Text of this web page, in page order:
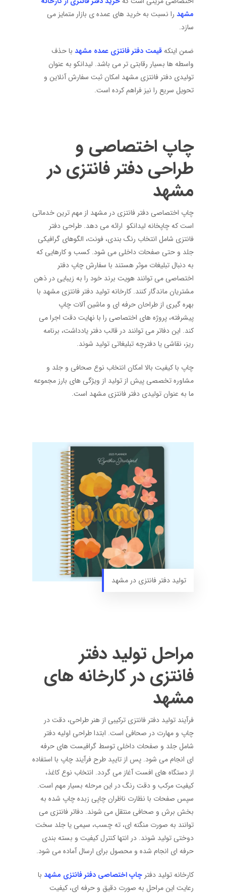
مشهد را نسبت به خرید های عمده ی بازار متمایز می
سازد.
ضمن اینکهقیمت دفتر فانتزی عمده مشهد با حذف
واسطه ها بسیار رقابتی تر می باشد. لیدانکو به عنوان
تولیدی دفتر فانتزی مشهد امکان ثبت سفارش آنلاین و
تحویل سریع را نیز فراهم کرده است.
چاپ اختصاصی و
طراحی دفتر فانتزی در
مشهد
چاپ اختصاصی دفتر فانتزی در مشهد از مهم ترین خدماتی
است که چاپخانه لیدانکو ارائه می دهد. طراحی دفتر
فانتزی شامل انتخاب رنگ بندی، فونت، الگوهای گرافیکی
جلد و حتی صفحات داخلی می شود. کسب و کارهایی که
به دنبال تبلیغات موثر هستند با سفارش چاپ دفتر
اختصاصی می توانند هویت برند خود را به زیبایی در ذهن
مشتریان ماندگار کنند. کارخانه تولید دفتر فانتزی مشهد با
بهره گیری از طراحان حرفه ای و ماشین آلات چاپ
پیشرفته، پروژه های اختصاصی را با نهایت دقت اجرا می
کند. این دفاتر می توانند در قالب دفتر یادداشت، برنامه
ریز، نقاشی یا دفترچه تبلیغاتی تولید شوند.
چاپ با کیفیت بالا امکان انتخاب نوع صحافی و جلد و
مشاوره تخصصی پیش از تولید از ویژگی های بارز مجموعه
ما به عنوان تولیدی دفتر فانتزی مشهد است.
تولید دفتر فانتزی در مشهد
مراحل تولید دفتر
فانتزی در کارخانه های
مشهد
فرآیند تولید دفتر فانتزی ترکیبی از هنر طراحی، دقت در
چاپ و مهارت در صحافی است. ابتدا طراحی اولیه دفتر
شامل جلد و صفحات داخلی توسط گرافیست های حرفه
ای انجام می شود. پس از تایید طرح فرآیند چاپ با استفاده
از دستگاه های افست آغاز می گردد. انتخاب نوع کاغذ،
کیفیت مرکب و دقت رنگ در این مرحله بسیار مهم است.
سپس صفحات با نظارت ناظران چاپی زبده چاپ شده به
بخش برش و صحافی منتقل می شوند. دفاتر فانتزی می
توانند به صورت منگنه ای، ته چسب، سیمی یا جلد سخت
دوختی تولید شوند. در انتها کنترل کیفیت و بسته بندی
حرفه ای انجام شده و محصول برای ارسال آماده می شود.
کارخانه تولید دفتر چاپ اختصاصی دفتر فانتزی مشهد با
رعایت این مراحل به صورت دقیق و حرفه ای، کیفیت